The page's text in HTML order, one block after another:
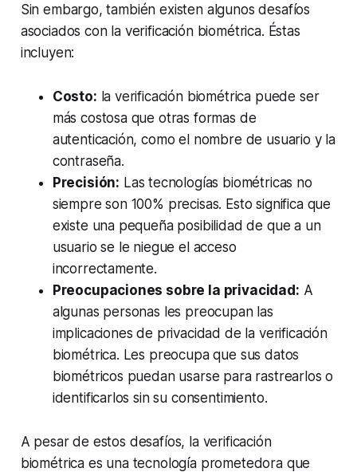
Sin embargo, también existen algunos desafíos
asociados con la verificación biométrica. Éstas
incluyen:
Costo: la verificación biométrica puede ser
más costosa que otras formas de
autenticación, como el nombre de usuario y la
contraseña.
Precisión: Las tecnologías biométricas no
siempre son 100% precisas. Esto significa que
existe una pequeña posibilidad de que a un
usuario se le niegue el acceso
incorrectamente.
Preocupaciones sobre la privacidad: A
algunas personas les preocupan las
implicaciones de privacidad de la verificación
biométrica. Les preocupa que sus datos
biométricos puedan usarse para rastrearlos o
identificarlos sin su consentimiento.
A pesar de estos desafíos, la verificación
biométrica es una tecnología prometedora que